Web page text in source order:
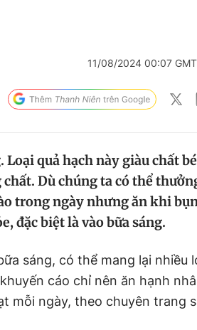
11/08/2024 00:07
quả hạch này giàu chất
Dù chúng ta có thể
trong ngày nhưng ăn khi
đặc biệt là vào bữa sáng.
sáng, có thể mang lại nhiều
cáo chỉ nên ăn hạnh
mỗi ngày, theo chuyên trang